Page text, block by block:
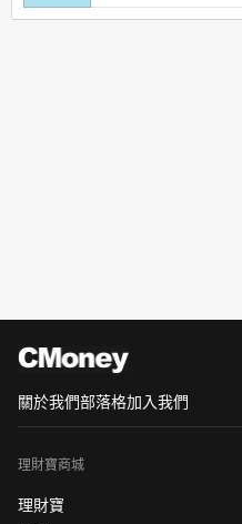
關於我們部落格加入我們
理財寶商城
理財寶